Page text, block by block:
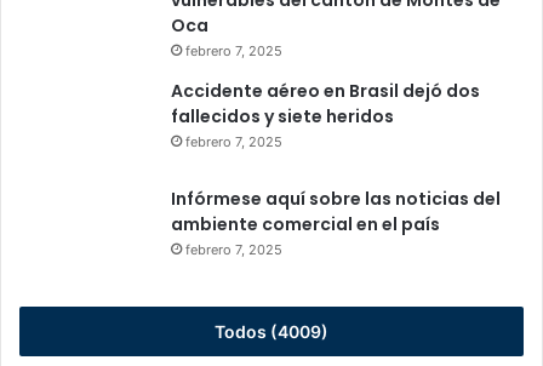
Oca
febrero 7, 2025
Accidente aéreo en Brasil dejó dos
fallecidos y siete heridos
febrero 7, 2025
Infórmese aquí sobre las noticias del
ambiente comercial en el país
febrero 7, 2025
Todos (4009)